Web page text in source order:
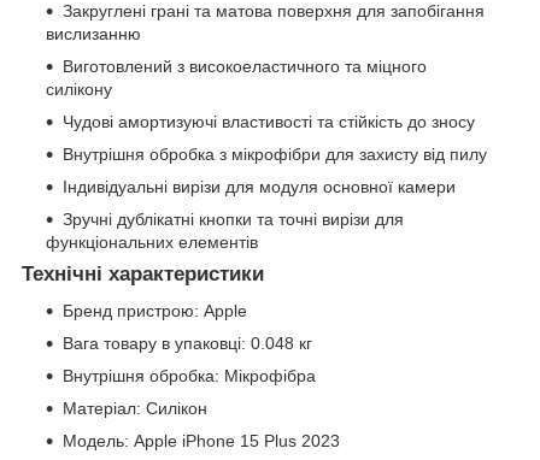
Закруглені грані та матова поверхня для запобігання
вислизанню
Виготовлений з високоеластичного та міцного
силікону
Чудові амортизуючі властивості та стійкість до зносу
Внутрішня обробка з мікрофібри для захисту від пилу
Індивідуальні вирізи для модуля основної камери
Зручні дублікатні кнопки та точні вирізи для
функціональних елементів
Технічні характеристики
Бренд пристрою: Apple
Вага товару в упаковці: 0.048 кг
Внутрішня обробка: Мікрофібра
Матеріал: Силікон
Модель: Apple iPhone 15 Plus 2023